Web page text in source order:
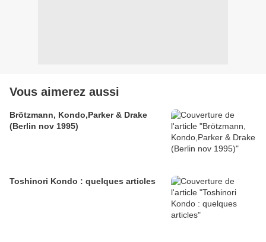
Vous aimerez aussi
Brötzmann, Kondo,Parker & Drake
(Berlin nov 1995)
Toshinori Kondo : quelques articles